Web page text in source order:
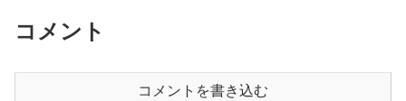
コメント
コメントを書き込む